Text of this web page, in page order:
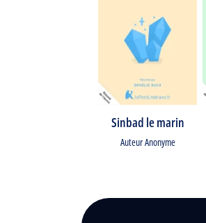
Sinbad le marin
Auteur Anonyme